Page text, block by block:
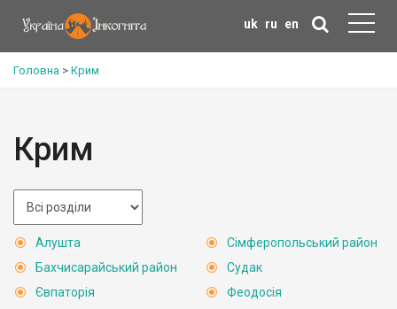
uk ru en
Головна > Крим
Крим
Алушта
Бахчисарайський район
Євпаторія
Сімферопольський район
Судак
Феодосія